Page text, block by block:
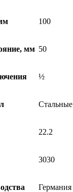
100
мм 50
½
Стальные
22.2
3030
Германия